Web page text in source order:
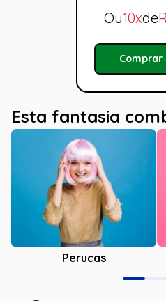
Ou10xde
Comprar
Esta fantasia
Perucas